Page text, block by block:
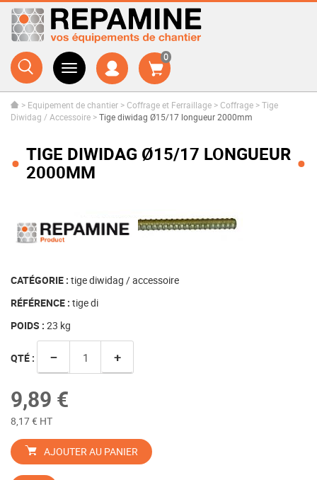
0
> Equipement de chantier > Coffrage et Ferraillage > Coffrage >Tige
Diwidag / Accessoire >Tige diwidag Ø15/17 longueur 2000mm
TIGE DIWIDAG Ø15/17 LONGUEUR
2000MM
CATÉGORIE : tige diwidag / accessoire
RÉFÉRENCE : tige di
POIDS : 23 kg
QTÉ : − +
9,89 €
8,17 € HT
AJOUTER AU PANIER